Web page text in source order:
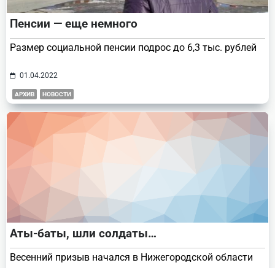
Пенсии — еще немного
Размер социальной пенсии подрос до 6,3 тыс. рублей
01.04.2022
АРХИВ НОВОСТИ
Аты-баты, шли солдаты…
Весенний призыв начался в Нижегородской области